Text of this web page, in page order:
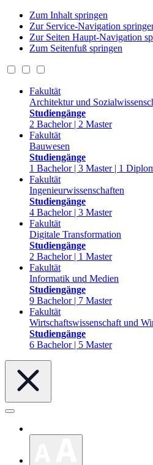
Zum Inhalt springen
Zur Service-Navigation
Zur Seiten Haupt-Navigation
Zum Seitenfuß springen
Fakultät
Architektur und
Studiengänge
2 Bachelor | 2 Master
Fakultät
Bauwesen
Studiengänge
1 Bachelor | 3 Master | 1
Fakultät
Ingenieurwissenschaften
Studiengänge
4 Bachelor | 3 Master
Fakultät
Digitale Transformation
Studiengänge
2 Bachelor | 1 Master
Fakultät
Informatik und Medien
Studiengänge
9 Bachelor | 7 Master
Fakultät
Wirtschaftswissenschaft und
Studiengänge
6 Bachelor | 5 Master